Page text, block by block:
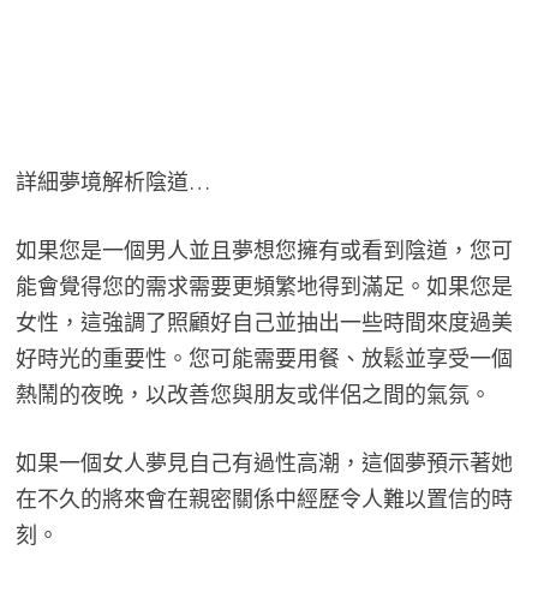
詳細夢境解析陰道…
如果您是一個男人並且夢想您擁有或看到陰道，您可
能會覺得您的需求需要更頻繁地得到滿足。如果您是
女性，這強調了照顧好自己並抽出一些時間來度過美
好時光的重要性。您可能需要用餐、放鬆並享受一個
熱鬧的夜晚，以改善您與朋友或伴侶之間的氣氛。
如果一個女人夢見自己有過性高潮，這個夢預示著她
在不久的將來會在親密關係中經歷令人難以置信的時
刻。